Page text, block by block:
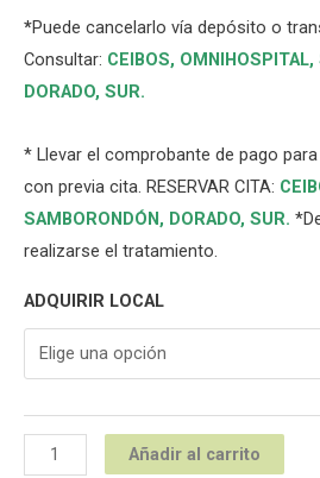
*Puede cancelarlo vía depósito o
Consultar: CEIBOS, OMNIHOSPITAL,
DORADO, SUR.
* Llevar el comprobante de pago
con previa cita. RESERVAR CITA:
SAMBORONDÓN, DORADO, SUR.
realizarse el tratamiento.
ADQUIRIR LOCAL
Añadir al carrito